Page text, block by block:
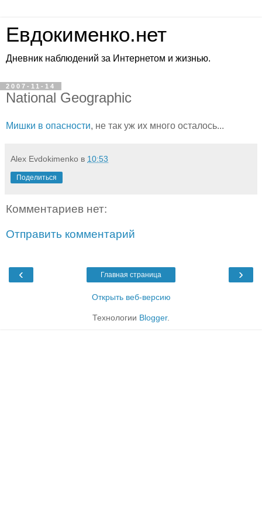
Евдокименко.нет
Дневник наблюдений за Интернетом и жизнью.
2007-11-14
National Geographic
Мишки в опасности, не так уж их много осталось...
Alex Evdokimenko в 10:53
Поделиться
Комментариев нет:
Отправить комментарий
‹ ›
Главная страница
Открыть веб-версию
Технологии Blogger.